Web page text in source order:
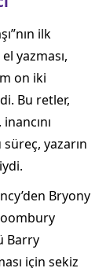
ilk
yazması,
on iki
Bu retler,
yazarın
Bryony
Barry
için sekiz